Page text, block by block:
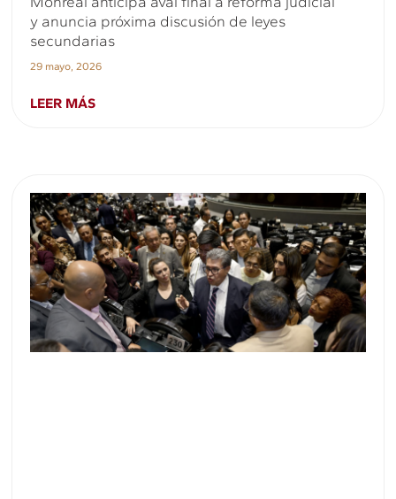
y anuncia próxima discusión de leyes
secundarias
29 mayo, 2026
LEER MÁS